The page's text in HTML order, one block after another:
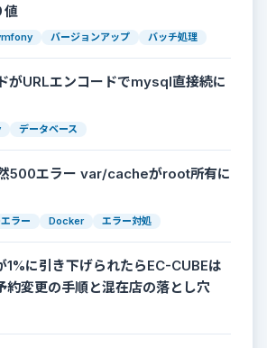
値
バージョンアップ バッチ処理
がURLエンコードでmysql直接続に
データベース
500エラー var/cacheがroot所有に
ラー Docker エラー対処
1%に引き下げられたらEC-CUBEは
約変更の手順と混在店の落とし穴